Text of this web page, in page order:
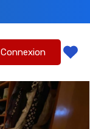
Connexion